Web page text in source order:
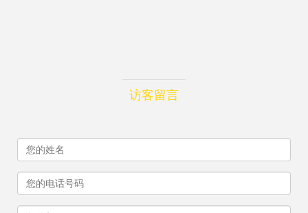
访客留言